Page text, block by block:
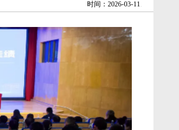
时间：2026-03-11